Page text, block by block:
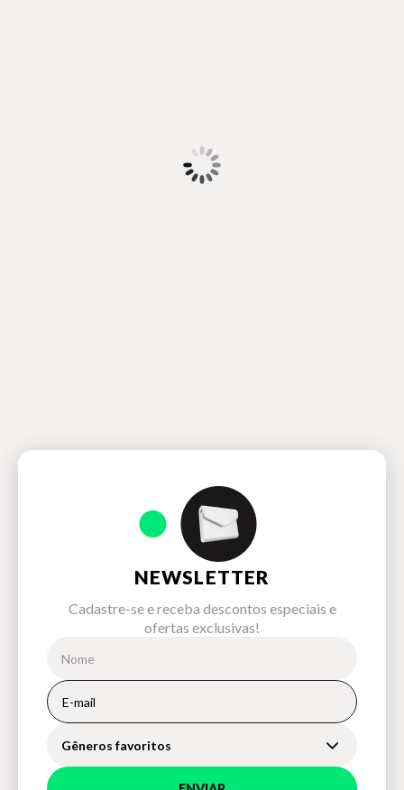
NEWSLETTER
Cadastre-se e receba descontos especiais e
ofertas exclusivas!
Gêneros favoritos